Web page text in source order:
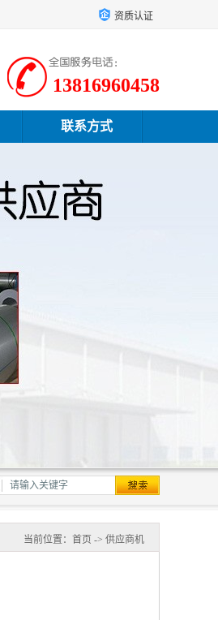
资质认证
13816960458
联系方式
当前位置： 首页 -> 供应商机